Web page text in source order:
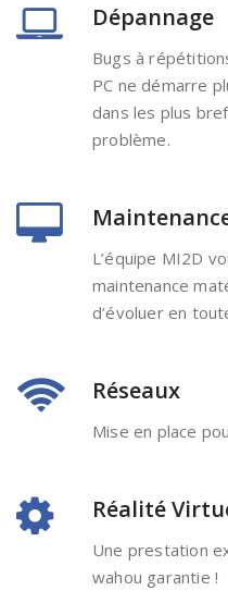
Dépannage
Bugs à
PC ne démarre
dans les plus
problème.
L’équipe MI2D
maintenance
d’évoluer en
Réseaux
Mise en place
Réalité
Une prestation
wahou garantie !